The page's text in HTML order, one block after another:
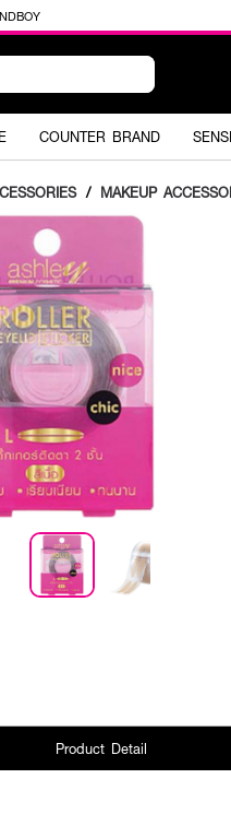
COUNTER BRAND
/ MAKEUP
Product Detail